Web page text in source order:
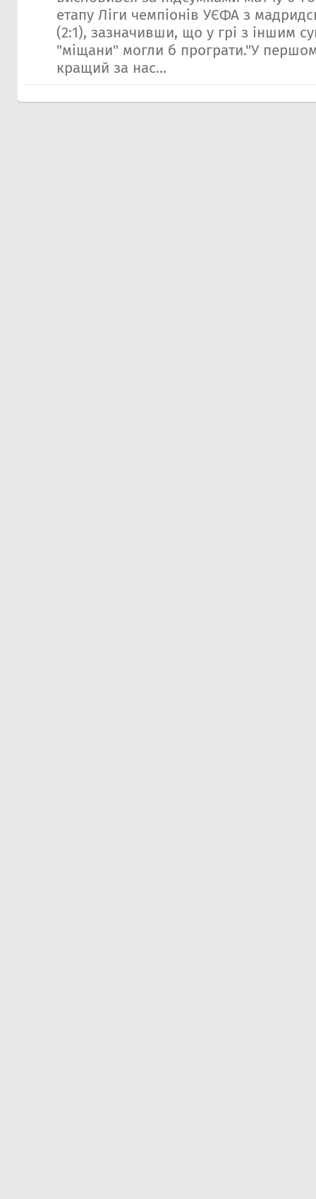
етапу Ліги чемпіонів УЄФА з
(2:1), зазначивши, що у грі з іншим
"міщани" могли б програти."У
кращий за нас...